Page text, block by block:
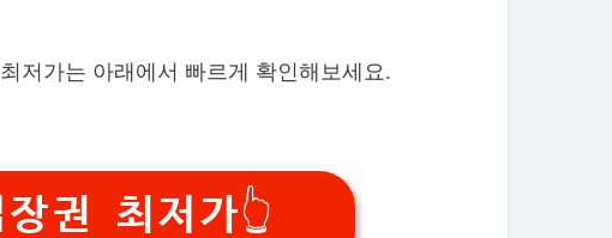
저가는 아래에서 빠르게 확인해보세요.
권 최저가👆